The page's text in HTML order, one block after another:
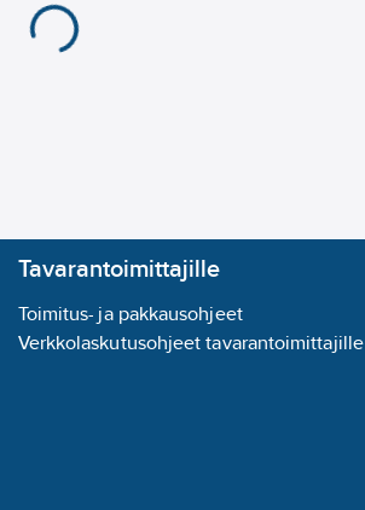
Tavarantoimittajille
Toimitus- ja pakkausohjeet
Verkkolaskutusohjeet tavarantoimittajille